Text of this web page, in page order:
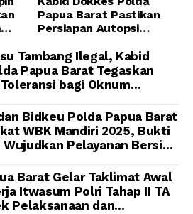
Papua Barat Pastikan
Persiapan Autopsi
Papua Barat Yanto
Idorway Telah Matang,
Pelaksanaan
Dijadwalkan Kamis
Tambang Ilegal, Kabid
Papua Barat Tegaskan
bagi Oknum
Bidkeu Polda Papua Barat
WBK Mandiri 2025, Bukti
Pelayanan Bersih
Barat Gelar Taklimat Awal
Itwasum Polri Tahap II TA
Pelaksanaan dan